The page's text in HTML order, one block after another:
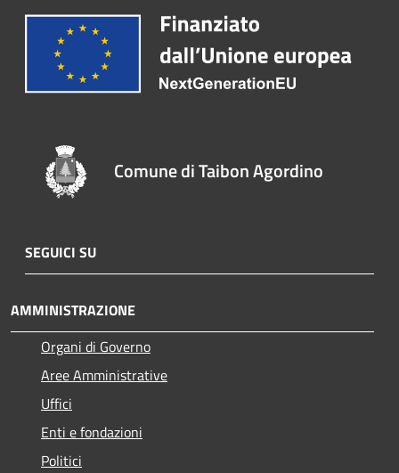
Comune di Taibon Agordino
SEGUICI SU
AMMINISTRAZIONE
Organi di Governo
Aree Amministrative
Uffici
Enti e fondazioni
Politici